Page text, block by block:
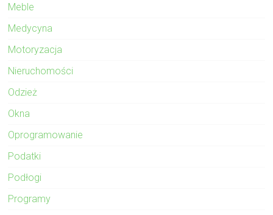
Meble
Medycyna
Motoryzacja
Nieruchomości
Odzież
Okna
Oprogramowanie
Podatki
Podłogi
Programy